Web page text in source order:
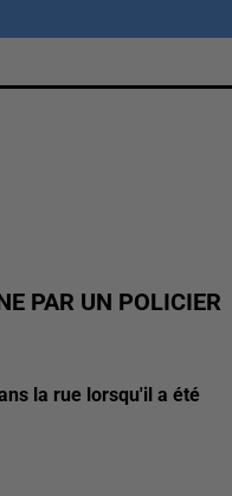
PAR UN POLICIER
la rue lorsqu'il a été